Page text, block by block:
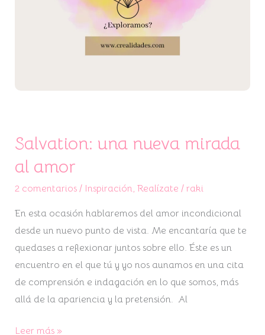
Salvation: una nueva mirada
al amor
2 comentarios / Inspiración, Realízate / raki
En esta ocasión hablaremos del amor incondicional
desde un nuevo punto de vista. Me encantaría que te
quedases a reflexionar juntos sobre ello. Éste es un
encuentro en el que tú y yo nos aunamos en una cita
de comprensión e indagación en lo que somos, más
allá de la apariencia y la pretensión. Al
Leer más »